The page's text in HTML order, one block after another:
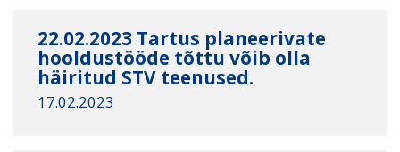
22.02.2023 Tartus planeerivate
hooldustööde tõttu võib olla
häiritud STV teenused.
17.02.2023